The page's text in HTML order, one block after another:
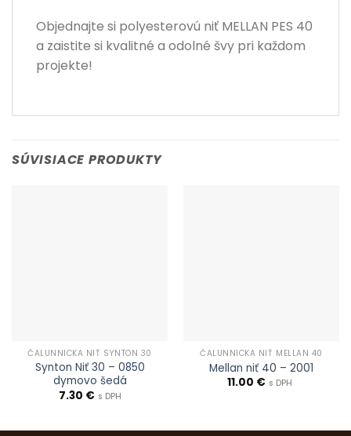
Objednajte si polyesterovú niť MELLAN PES 40
a zaistite si kvalitné a odolné švy pri každom
projekte!
SÚVISIACE PRODUKTY
ČALUNNÍCKA NIŤ SYNTON 30
Synton Niť 30 – 0850
dymovo šedá
7.30 € s DPH
ČALUNNÍCKA NIŤ MELLAN 40
Mellan niť 40 – 2001
11.00 € s DPH